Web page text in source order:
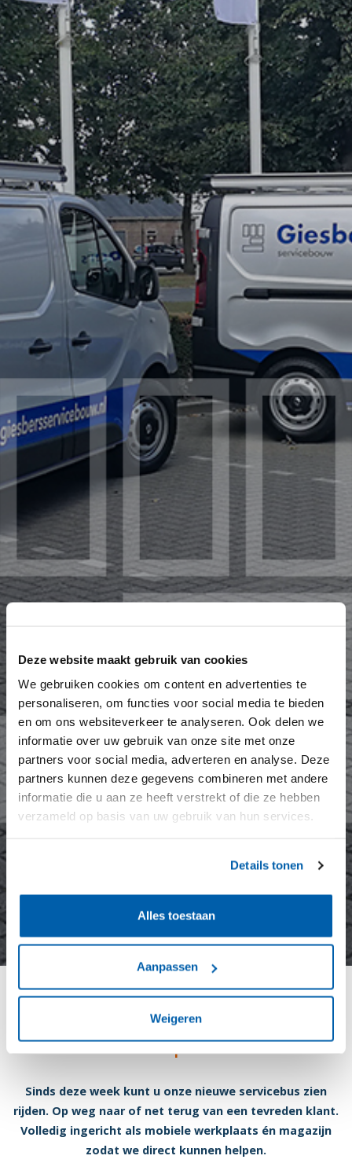
Deze website maakt gebruik van cookies
We gebruiken cookies om content en advertenties te
personaliseren, om functies voor social media te bieden
en om ons websiteverkeer te analyseren. Ook delen we
informatie over uw gebruik van onze site met onze
partners voor social media, adverteren en analyse. Deze
partners kunnen deze gegevens combineren met andere
informatie die u aan ze heeft verstrekt of die ze hebben
verzameld op basis van uw gebruik van hun services.
Details tonen
Alles toestaan
Aanpassen
Weigeren
Nieuwe servicebus de weg
op!
Sinds deze week kunt u onze nieuwe servicebus zien
rijden. Op weg naar of net terug van een tevreden klant.
Volledig ingericht als mobiele werkplaats én magazijn
zodat we direct kunnen helpen.